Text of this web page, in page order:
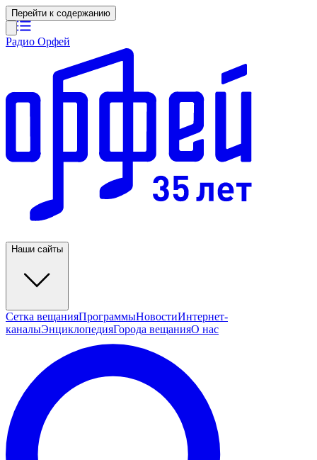
Перейти к содержанию
Радио Орфей
Наши сайты
Сетка вещанияПрограммыНовостиИнтернет-
каналыЭнциклопедияГорода вещанияО нас